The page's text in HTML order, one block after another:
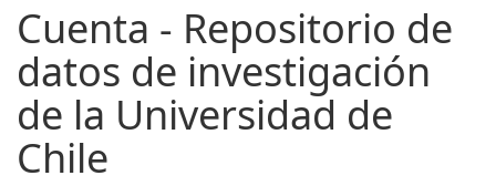
Cuenta - Repositorio de
datos de investigación
de la Universidad de
Chile